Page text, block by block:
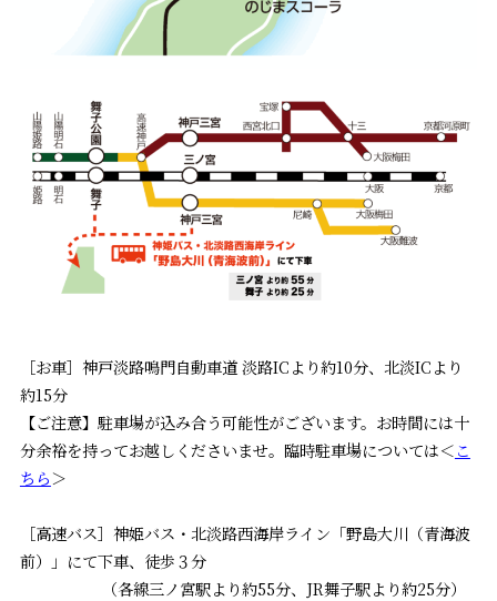
［お車］神戸淡路鳴門自動車道 淡路ICより約10分、北淡ICより
約15分
【ご注意】駐車場が込み合う可能性がございます。お時間には十
分余裕を持ってお越しくださいませ。臨時駐車場については＜ こ
ちら＞
［高速バス］神姫バス・北淡路西海岸ライン「野島大川（青海波
前）」にて下車、徒歩３分
（各線三ノ宮駅より約55分、JR舞子駅より約25分）